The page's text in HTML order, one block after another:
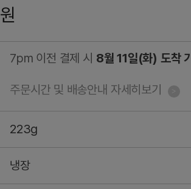
원
7pm 이전 결제 시 8월 11일(화) 도착
주문시간 및 배송안내 자세히보기
223g
냉장